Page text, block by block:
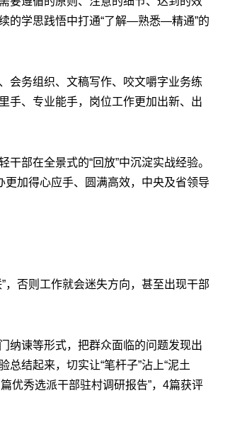
的学思践悟中打通“了解—熟悉—精通”的
会务组织、文稿写作、咬文嚼字业务练
手、专业能手，岗位工作更加出新、出
部在全景式的“回放”中沉淀实战经验。
更加得心应手、圆满高效，中央及省领导
，否则工作就会迷失方向，甚至出现干部
纳谏等形式，把群众面临的问题发现出
结起来，切实让“笔杆子”沾上“泥土
优秀选派干部驻村调研报告”，4篇获评